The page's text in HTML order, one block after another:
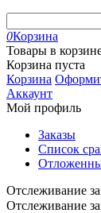
0Корзина
Товары в
Корзина пуста
Корзина
Аккаунт
Мой профиль
Заказы
Список
Отслеживание
Отслеживание